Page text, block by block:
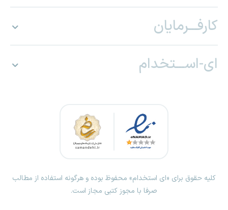
کارفـــرمایان
ای-اســـتخدام
کلیه حقوق برای «ای استخدام» محفوظ بوده و هرگونه استفاده از مطالب
صرفا با مجوز کتبی مجاز است.